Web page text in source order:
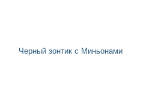
Черный зонтик с Миньонами